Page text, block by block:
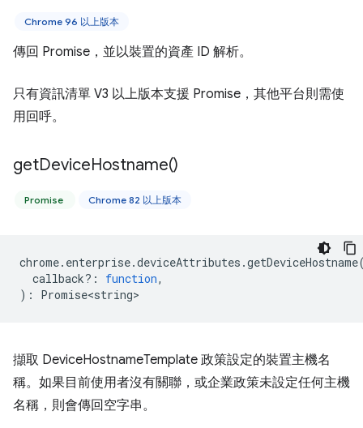
Chrome 96 以上版本
傳回 Promise，並以裝置的資產 ID 解析。
只有資訊清單 V3 以上版本支援 Promise，其他平台則需使
用回呼。
getDeviceHostname()
Promise Chrome 82 以上版本
chrome. enterprise.deviceAttributes .getDeviceHostname
callback? : function,
) : Promise<string>
擷取 DeviceHostnameTemplate 政策設定的裝置主機名
稱。如果目前使用者沒有關聯，或企業政策未設定任何主機
名稱，則會傳回空字串。